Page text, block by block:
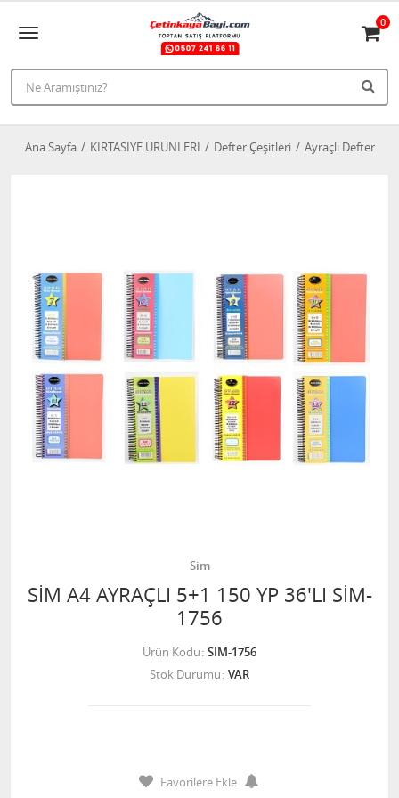
0
Ana Sayfa KIRTASİYE ÜRÜNLERİ Defter Çeşitleri Ayraçlı Defter
Sim
SİM A4 AYRAÇLI 5+1 150 YP 36'LI SİM-
1756
Ürün Kodu SİM-1756
Stok Durumu VAR
Favorilere Ekle